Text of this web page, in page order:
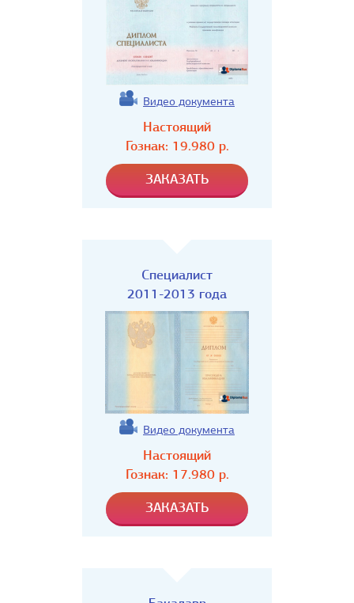
Видео документа
Настоящий
Гознак: 19.980р.
Специалист
2011-2013 года
Видео документа
Настоящий
Гознак: 17.980р.